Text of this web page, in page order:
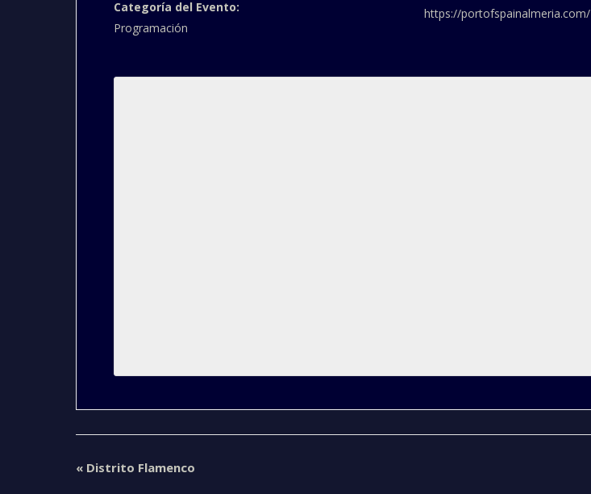
Categoría del Evento:
Programación
https://portofspainalmeria.com/
« Distrito Flamenco